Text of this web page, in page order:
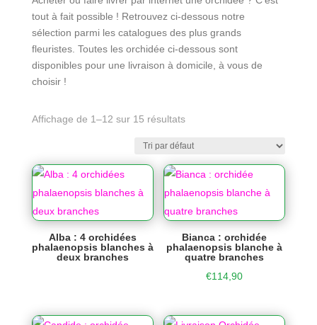
tout à fait possible ! Retrouvez ci-dessous notre
sélection parmi les catalogues des plus grands
fleuristes. Toutes les orchidée ci-dessous sont
disponibles pour une livraison à domicile, à vous de
choisir !
Affichage de 1–12 sur 15 résultats
Alba : 4 orchidées
phalaenopsis blanches à
deux branches
Bianca : orchidée
phalaenopsis blanche à
quatre branches
€114,90